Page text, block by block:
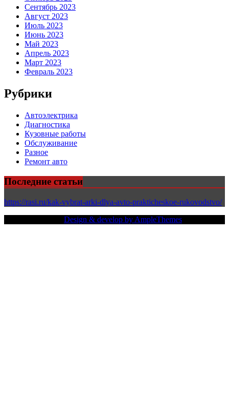
Сентябрь 2023
Август 2023
Июль 2023
Июнь 2023
Май 2023
Апрель 2023
Март 2023
Февраль 2023
Рубрики
Автоэлектрика
Диагностика
Кузовные работы
Обслуживание
Разное
Ремонт авто
Последние статьи
https://rasi.ru/kak-vybrat-arki-dlya-avto-prakticheskoe-rukovodstvo/
Design & develop by AmpleThemes